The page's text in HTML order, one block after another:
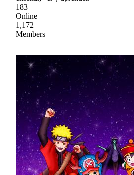
183
Online
1,172
Members